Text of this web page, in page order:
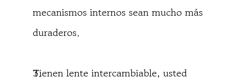
mecanismos internos sean mucho más
duraderos.
Tienen lente intercambiable, usted